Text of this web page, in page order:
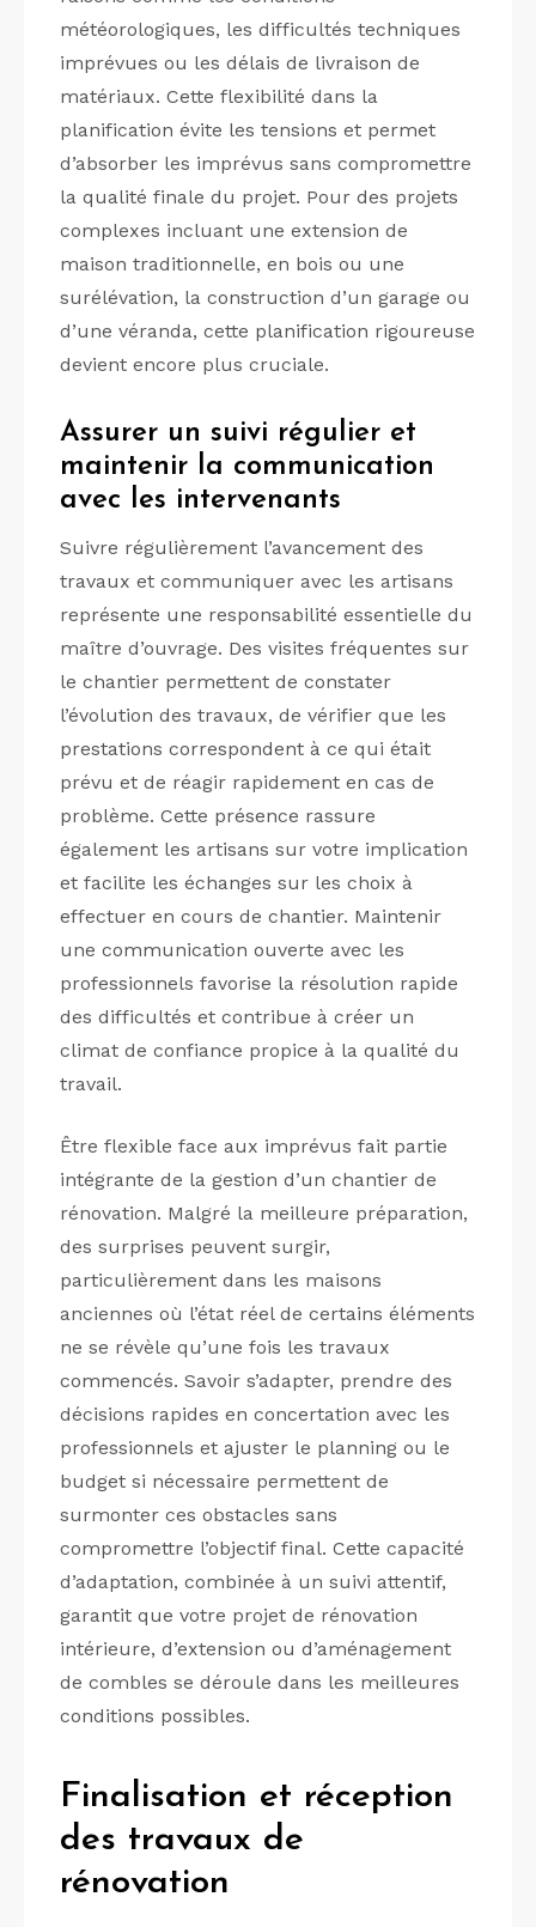
météorologiques, les difficultés techniques
imprévues ou les délais de livraison de
matériaux. Cette flexibilité dans la
planification évite les tensions et permet
d’absorber les imprévus sans compromettre
la qualité finale du projet. Pour des projets
complexes incluant une extension de
maison traditionnelle, en bois ou une
surélévation, la construction d’un garage ou
d’une véranda, cette planification rigoureuse
devient encore plus cruciale.
Assurer un suivi régulier et
maintenir la communication
avec les intervenants
Suivre régulièrement l’avancement des
travaux et communiquer avec les artisans
représente une responsabilité essentielle du
maître d’ouvrage. Des visites fréquentes sur
le chantier permettent de constater
l’évolution des travaux, de vérifier que les
prestations correspondent à ce qui était
prévu et de réagir rapidement en cas de
problème. Cette présence rassure
également les artisans sur votre implication
et facilite les échanges sur les choix à
effectuer en cours de chantier. Maintenir
une communication ouverte avec les
professionnels favorise la résolution rapide
des difficultés et contribue à créer un
climat de confiance propice à la qualité du
travail.
Être flexible face aux imprévus fait partie
intégrante de la gestion d’un chantier de
rénovation. Malgré la meilleure préparation,
des surprises peuvent surgir,
particulièrement dans les maisons
anciennes où l’état réel de certains éléments
ne se révèle qu’une fois les travaux
commencés. Savoir s’adapter, prendre des
décisions rapides en concertation avec les
professionnels et ajuster le planning ou le
budget si nécessaire permettent de
surmonter ces obstacles sans
compromettre l’objectif final. Cette capacité
d’adaptation, combinée à un suivi attentif,
garantit que votre projet de rénovation
intérieure, d’extension ou d’aménagement
de combles se déroule dans les meilleures
conditions possibles.
Finalisation et réception
des travaux de
rénovation